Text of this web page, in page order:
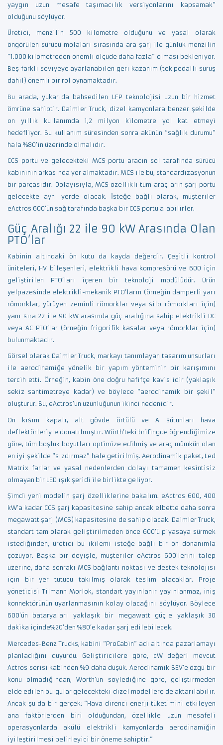
yaygın uzun mesafe taşımacılık versiyonlarını kapsamak”
olduğunu söylüyor.
Üretici, menzilin 500 kilometre olduğunu ve yasal olarak
öngörülen sürücü molaları sırasında ara şarj ile günlük menzilin
“1.000 kilometreden önemli ölçüde daha fazla” olması bekleniyor.
Beş farklı seviyeye ayarlanabilen geri kazanım (tek pedallı sürüş
dahil) önemli bir rol oynamaktadır.
Bu arada, yukarıda bahsedilen LFP teknolojisi uzun bir hizmet
ömrüne sahiptir. Daimler Truck, dizel kamyonlara benzer şekilde
on yıllık kullanımda 1,2 milyon kilometre yol kat etmeyi
hedefliyor. Bu kullanım süresinden sonra akünün “sağlık durumu”
hala %80’in üzerinde olmalıdır.
CCS portu ve gelecekteki MCS portu aracın sol tarafında sürücü
kabininin arkasında yer almaktadır. MCS ile bu, standardizasyonun
bir parçasıdır. Dolayısıyla, MCS özellikli tüm araçların şarj portu
gelecekte aynı yerde olacak. İsteğe bağlı olarak, müşteriler
eActros 600’ün sağ tarafında başka bir CCS portu alabilirler.
Güç Aralığı 22 ile 90 kW Arasında Olan
PTO’lar
Kabinin altındaki ön kutu da kayda değerdir. Çeşitli kontrol
üniteleri, HV bileşenleri, elektrikli hava kompresörü ve 600 için
geliştirilen PTO’ları içeren bir teknoloji modülüdür. Ürün
yelpazesinde elektrikli-mekanik PTO’ların (örneğin damperli yarı
römorklar, yürüyen zeminli römorklar veya silo römorkları için)
yanı sıra 22 ile 90 kW arasında güç aralığına sahip elektrikli DC
veya AC PTO’lar (örneğin frigorifik kasalar veya römorklar için)
bulunmaktadır.
Görsel olarak Daimler Truck, markayı tanımlayan tasarım unsurları
ile aerodinamiğe yönelik bir yapım yönteminin bir karışımını
tercih etti. Örneğin, kabin öne doğru hafifçe kavislidir (yaklaşık
sekiz santimetreye kadar) ve böylece “aerodinamik bir şekil”
oluşturur. Bu, eActros’un uzunluğunun ikinci nedenidir.
Ön kısım kapalı, alt gövde örtülü ve A sütunları hava
deflektörleriyle donatılmıştır. Wörth’teki brifingde öğrendiğimize
göre, tüm boşluk boyutları optimize edilmiş ve araç mümkün olan
en iyi şekilde “sızdırmaz” hale getirilmiş. Aerodinamik paket, Led
Matrix farlar ve yasal nedenlerden dolayı tamamen kesintisiz
olmayan bir LED ışık şeridi ile birlikte geliyor.
Şimdi yeni modelin şarj özelliklerine bakalım. eActros 600, 400
kW’a kadar CCS şarj kapasitesine sahip ancak elbette daha sonra
megawatt şarj (MCS) kapasitesine de sahip olacak. Daimler Truck,
standart tam olarak geliştirilmeden önce 600’ü piyasaya sürmek
istediğinden, üretici bu ikilemi isteğe bağlı bir ön donanımla
çözüyor. Başka bir deyişle, müşteriler eActros 600’lerini talep
üzerine, daha sonraki MCS bağlantı noktası ve destek teknolojisi
için bir yer tutucu takılmış olarak teslim alacaklar. Proje
yöneticisi Tilmann Morlok, standart yayınlanır yayınlanmaz, iniş
konnektörünün uyarlanmasının kolay olacağını söylüyor. Böylece
600’ün bataryaları yaklaşık bir megawatt güçle yaklaşık 30
dakika içinde%20’den %80’e kadar şarj edilebilecek.
Mercedes-Benz Trucks, kabini “ProCabin” adı altında pazarlamayı
planladığını duyurdu. Geliştiricilere göre, cW değeri mevcut
Actros serisi kabinden %9 daha düşük. Aerodinamik BEV’e özgü bir
konu olmadığından, Wörth’ün söylediğine göre, geliştirmeden
elde edilen bulgular gelecekteki dizel modellere de aktarılabilir.
Ancak şu da bir gerçek: “Hava direnci enerji tüketimini etkileyen
ana faktörlerden biri olduğundan, özellikle uzun mesafeli
operasyonlarda akülü elektrikli kamyonlarda aerodinamiğin
iyileştirilmesi belirleyici bir öneme sahiptir.”